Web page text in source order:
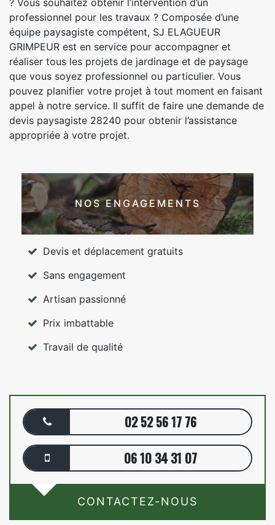
professionnel pour les travaux ? Composée d’une
équipe paysagiste compétent, SJ ELAGUEUR
GRIMPEUR est en service pour accompagner et
réaliser tous les projets de jardinage et de paysage
que vous soyez professionnel ou particulier. Vous
pouvez planifier votre projet à tout moment en faisant
appel à notre service. Il suffit de faire une demande de
devis paysagiste 28240 pour obtenir l’assistance
appropriée à votre projet.
NOS ENGAGEMENTS
Devis et déplacement gratuits
Sans engagement
Artisan passionné
Prix imbattable
Travail de qualité
02 52 56 17 76
06 10 34 31 07
CONTACTEZ-NOUS